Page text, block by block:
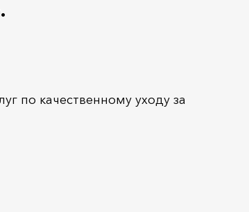
по качественному уходу за